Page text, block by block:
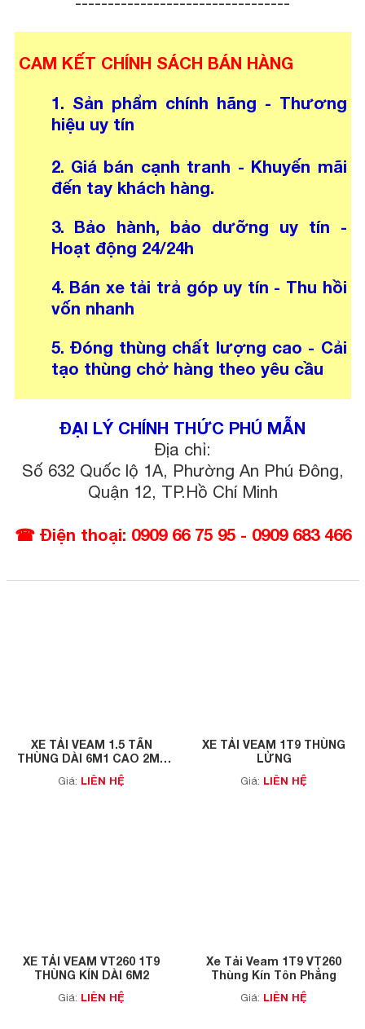
CAM KẾT CHÍNH SÁCH BÁN HÀNG
1. Sản phẩm chính hãng - Thương
hiệu uy tín
2. Giá bán cạnh tranh - Khuyến mãi
đến tay khách hàng.
3. Bảo hành, bảo dưỡng uy tín -
Hoạt động 24/24h
4. Bán xe tải trả góp uy tín - Thu hồi
vốn nhanh
5. Đóng thùng chất lượng cao - Cải
tạo thùng chở hàng theo yêu cầu
ĐẠI LÝ CHÍNH THỨC PHÚ MẪN
Địa chỉ:
Số 632 Quốc lộ 1A, Phường An Phú Đông,
Quận 12, TP.Hồ Chí Minh
☎ Điện thoại: 0909 66 75 95 - 0909 683 466
XE TẢI VEAM 1.5 TẤN
THÙNG DÀI 6M1 CAO 2M2
(VEAM VT260SL)
Giá: LIÊN HỆ
XE TẢI VEAM 1T9 THÙNG
LỬNG
Giá: LIÊN HỆ
XE TẢI VEAM VT260 1T9
THÙNG KÍN DÀI 6M2
Giá: LIÊN HỆ
Xe Tải Veam 1T9 VT260
Thùng Kín Tôn Phẳng
Giá: LIÊN HỆ